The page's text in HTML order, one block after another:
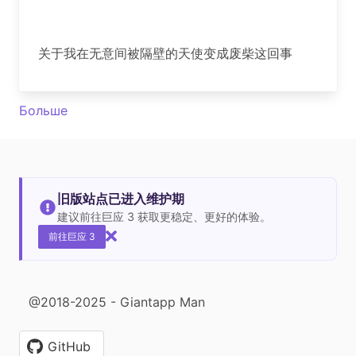
关于我在无意间被隔壁的天使变成废柴这回事
Больше
旧版站点已进入维护期
建议前往巨应 3 获取更稳定、更好的体验。
前往巨应 3
@2018-2025 - Giantapp Man
GitHub